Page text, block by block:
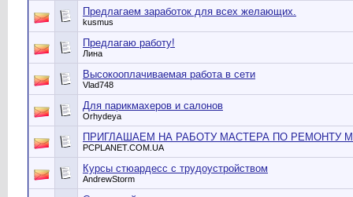
Предлагаем заработок для всех желающих.
kusmus
Предлагаю работу!
Лина
Высокооплачиваемая работа в сети
Vlad748
Для парикмахеров и салонов
Orhydeya
ПРИГЛАШАЕМ НА РАБОТУ МАСТЕРА ПО РЕМОНТУ
PCPLANET.COM.UA
Курсы стюардесс с трудоустройством
AndrewStorm